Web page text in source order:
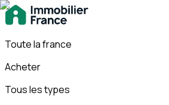
Toute la france
Acheter
Tous les types